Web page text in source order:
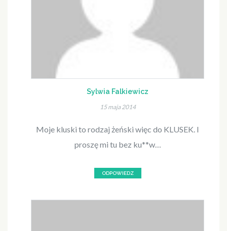
Sylwia Falkiewicz
15 maja 2014
Moje kluski to rodzaj żeński więc do KLUSEK. I
proszę mi tu bez ku**w…
ODPOWIEDZ